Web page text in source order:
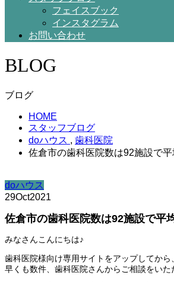
フェイスブック
インスタグラム
お問い合わせ
BLOG
ブログ
HOME
スタッフブログ
doハウス , 歯科医院
佐倉市の歯科医院数は92施設で平
doハウス
29Oct2021
佐倉市の歯科医院数は92施設で平
みなさんこんにちは♪
歯科医院様向け専用サイトをアップしてから、
早くも数件、歯科医院さんからご相談をいた